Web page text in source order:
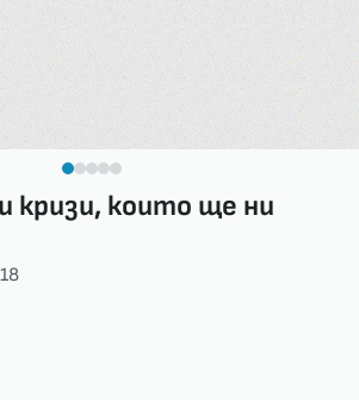
кризи, които ще ни